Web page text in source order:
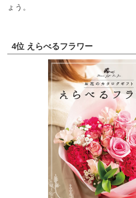
ょう。
4位 えらべるフラワー